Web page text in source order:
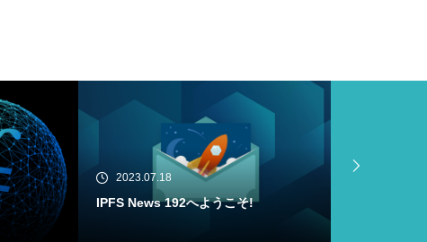
2023.07.18
Filecoin Virtual Machine (FVM) Buil